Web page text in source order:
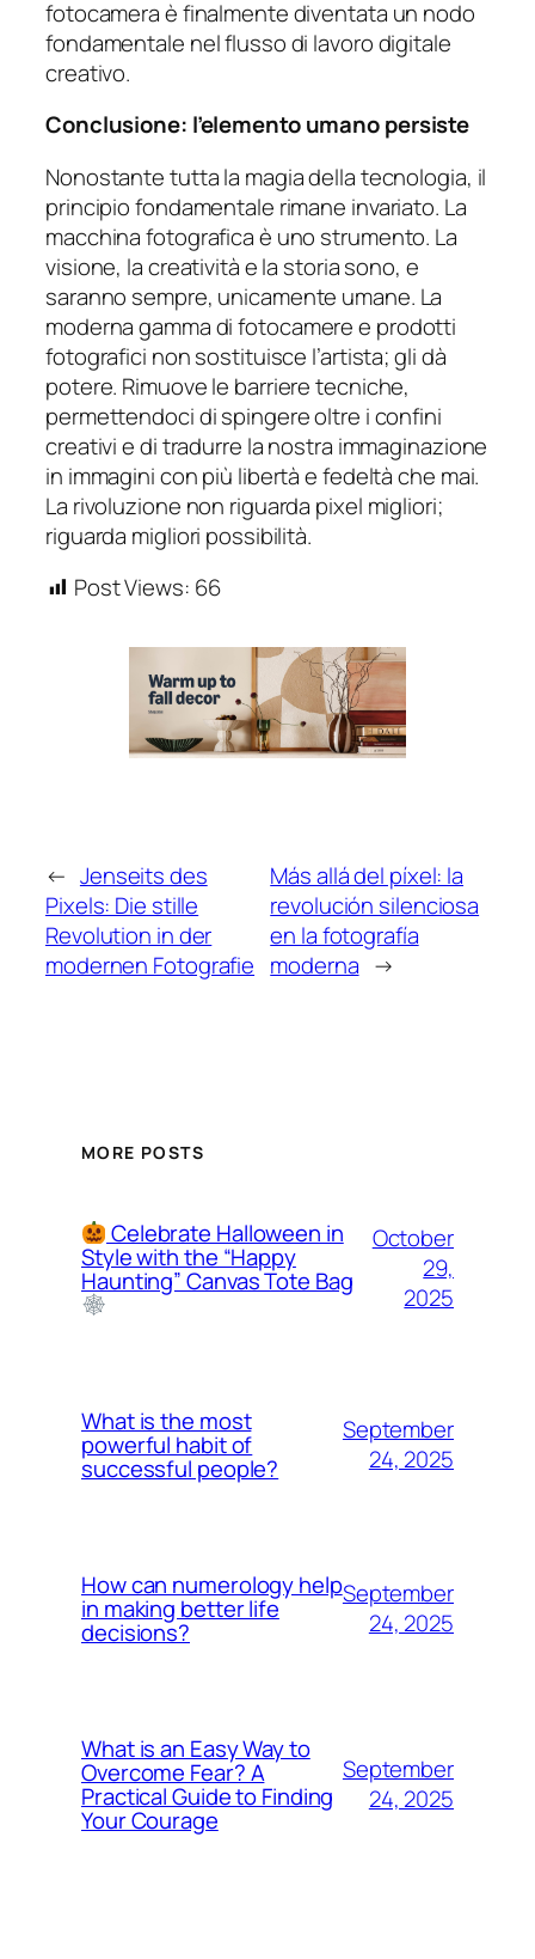
fotocamera è finalmente diventata un nodo
fondamentale nel flusso di lavoro digitale
creativo.
Conclusione: l’elemento umano persiste
Nonostante tutta la magia della tecnologia, il
principio fondamentale rimane invariato. La
macchina fotografica è uno strumento. La
visione, la creatività e la storia sono, e
saranno sempre, unicamente umane. La
moderna gamma di fotocamere e prodotti
fotografici non sostituisce l’artista; gli dà
potere. Rimuove le barriere tecniche,
permettendoci di spingere oltre i confini
creativi e di tradurre la nostra immaginazione
in immagini con più libertà e fedeltà che mai.
La rivoluzione non riguarda pixel migliori;
riguarda migliori possibilità.
Post Views: 66
← Jenseits des
Pixels: Die stille
Revolution in der
modernen Fotografie
Más allá del píxel: la
revolución silenciosa
en la fotografía
moderna →
MORE POSTS
Celebrate Halloween in
Style with the “Happy
Haunting” Canvas Tote Bag
October
29,
2025
What is the most
powerful habit of
successful people?
September
24, 2025
How can numerology help
in making better life
decisions?
September
24, 2025
What is an Easy Way to
Overcome Fear? A
Practical Guide to Finding
Your Courage
September
24, 2025